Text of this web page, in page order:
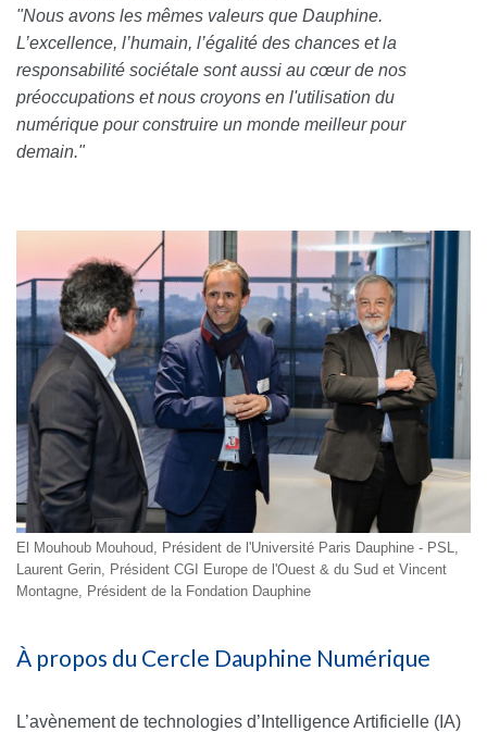
"Nous avons les mêmes valeurs que Dauphine.
L’excellence, l’humain, l’égalité des chances et la
responsabilité sociétale sont aussi au cœur de nos
préoccupations et nous croyons en l'utilisation du
numérique pour construire un monde meilleur pour
demain."
El Mouhoub Mouhoud, Président de l'Université Paris Dauphine - PSL,
Laurent Gerin, Président CGI Europe de l'Ouest & du Sud et Vincent
Montagne, Président de la Fondation Dauphine
À propos du Cercle Dauphine Numérique
L’avènement de technologies d’Intelligence Artificielle (IA)